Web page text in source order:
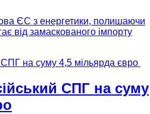
ЄС з енергетики, полишаючи
від замаскованого імпорту
СПГ на суму